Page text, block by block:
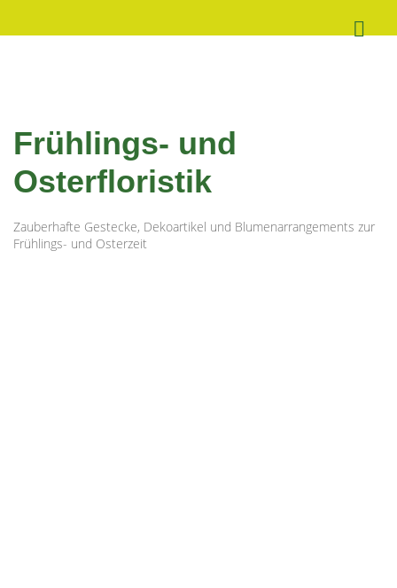
Frühlings- und
Osterfloristik
Zauberhafte Gestecke, Dekoartikel und Blumenarrangements zur
Frühlings- und Osterzeit